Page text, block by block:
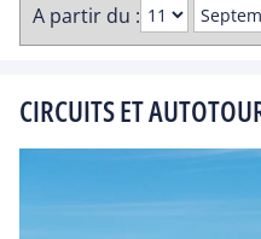
A partir du :
CIRCUITS ET